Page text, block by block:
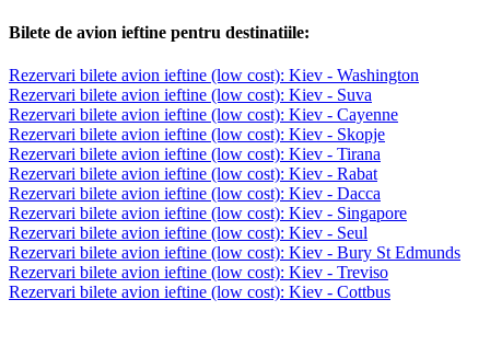
Bilete de avion ieftine pentru destinatiile:
Rezervari bilete avion ieftine (low cost): Kiev - Washington
Rezervari bilete avion ieftine (low cost): Kiev - Suva
Rezervari bilete avion ieftine (low cost): Kiev - Cayenne
Rezervari bilete avion ieftine (low cost): Kiev - Skopje
Rezervari bilete avion ieftine (low cost): Kiev - Tirana
Rezervari bilete avion ieftine (low cost): Kiev - Rabat
Rezervari bilete avion ieftine (low cost): Kiev - Dacca
Rezervari bilete avion ieftine (low cost): Kiev - Singapore
Rezervari bilete avion ieftine (low cost): Kiev - Seul
Rezervari bilete avion ieftine (low cost): Kiev - Bury St Edmunds
Rezervari bilete avion ieftine (low cost): Kiev - Treviso
Rezervari bilete avion ieftine (low cost): Kiev - Cottbus